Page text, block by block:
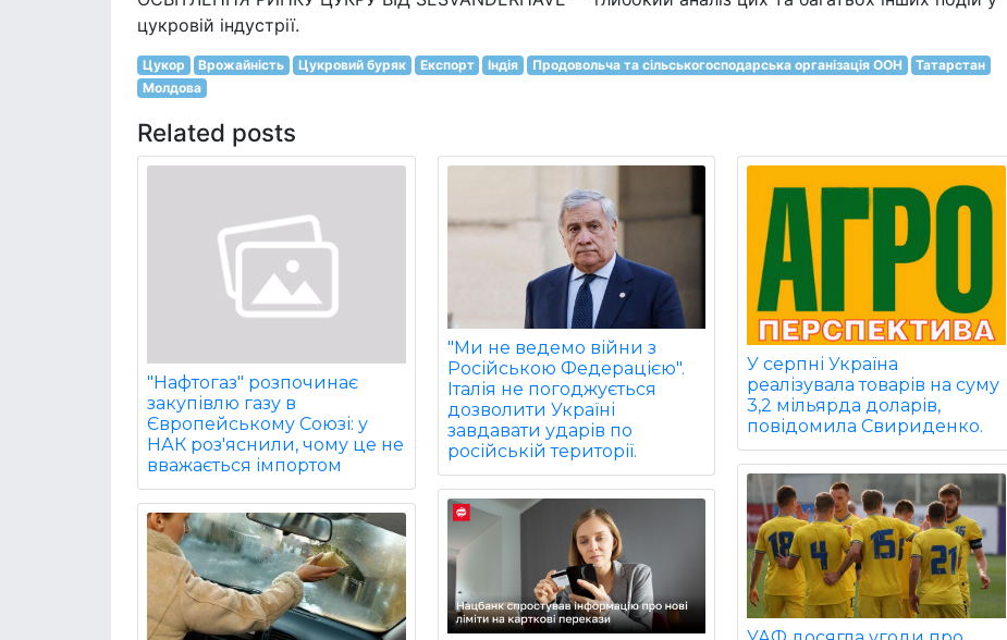
цукровій індустрії.
Цукор Врожайність Цукровий буряк Експорт Індія Продовольча та сільськогосподарська організація ООН
Татарстан
Молдова
Related posts
"Нафтогаз" розпочинає
закупівлю газу в
Європейському Союзі: у
НАК роз'яснили, чому це не
вважається імпортом
"Ми не ведемо війни з
Російською Федерацією".
Італія не погоджується
дозволити Україні
завдавати ударів по
російській території.
У серпні Україна
реалізувала товарів на суму
3,2 мільярда доларів,
повідомила Свириденко.